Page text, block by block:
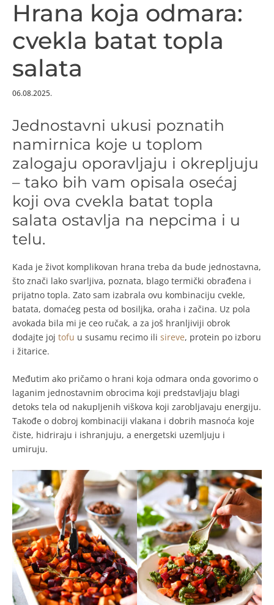
Hrana koja odmara:
cvekla batat topla
salata
06.08.2025.
Jednostavni ukusi poznatih
namirnica koje u toplom
zalogaju oporavljaju i okrepljuju
– tako bih vam opisala osećaj
koji ova cvekla batat topla
salata ostavlja na nepcima i u
telu.
Kada je život komplikovan hrana treba da bude jednostavna,
što znači lako svarljiva, poznata, blago termički obrađena i
prijatno topla. Zato sam izabrala ovu kombinaciju cvekle,
batata, domaćeg pesta od bosiljka, oraha i začina. Uz pola
avokada bila mi je ceo ručak, a za još hranljiviji obrok
dodajte joj tofu u susamu recimo ili sireve, protein po izboru
i žitarice.
Međutim ako pričamo o hrani koja odmara onda govorimo o
laganim jednostavnim obrocima koji predstavljaju blagi
detoks tela od nakupljenih viškova koji zarobljavaju energiju.
Takođe o dobroj kombinaciji vlakana i dobrih masnoća koje
čiste, hidriraju i ishranjuju, a energetski uzemljuju i
umiruju.